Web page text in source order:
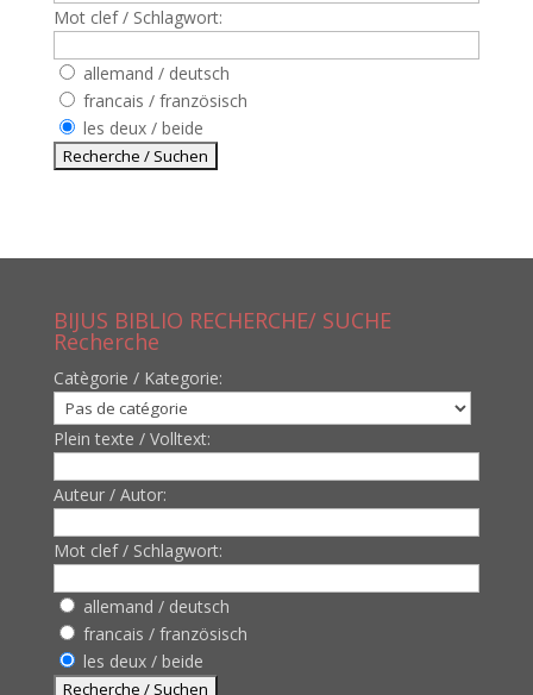
Mot clef / Schlagwort:
allemand / deutsch
francais / französisch
les deux / beide
BIJUS BIBLIO RECHERCHE/ SUCHE
Recherche
Catègorie / Kategorie:
Plein texte / Volltext:
Auteur / Autor:
Mot clef / Schlagwort:
allemand / deutsch
francais / französisch
les deux / beide